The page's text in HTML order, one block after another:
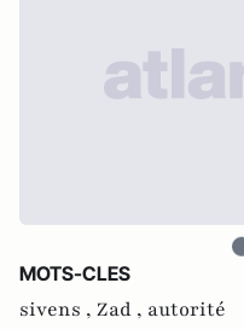
MOTS-CLES
sivens , Zad , autorité